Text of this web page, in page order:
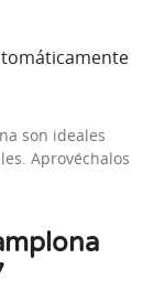
son ideales
Aprovéchalos